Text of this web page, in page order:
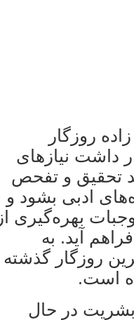
روزگار
داشت نیازهای
تحقیق و تفحص
ادبی بشود و
بهره‌گیری از
آید. به
روزگار گذشته
است.
در حال